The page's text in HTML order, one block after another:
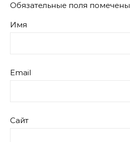
Обязательные поля помечены
Имя
Email
Сайт